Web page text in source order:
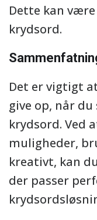
Dette kan
krydsord.
Det er vigtigt
give op, når
krydsord. Ved
muligheder,
kreativt, kan
der passer